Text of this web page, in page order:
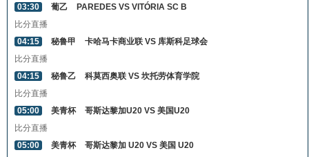
03:30
葡乙
PAREDES VS VITÓRIA SC B
比分直播
04:15
秘鲁甲
卡哈马卡商业联 VS 库斯科足球会
比分直播
04:15
秘鲁乙
科莫西奥联 VS 坎托劳体育学院
比分直播
05:00
美青杯
哥斯达黎加U20 VS 美国U20
比分直播
05:00
美青杯
哥斯达黎加 U20 VS 美国 U20